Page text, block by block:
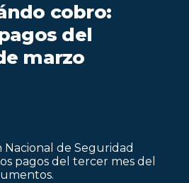
cobro:
del
marzo
Nacional de Seguridad
pagos del tercer mes del